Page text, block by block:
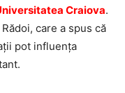
Craiova.
care a spus că
pot influența